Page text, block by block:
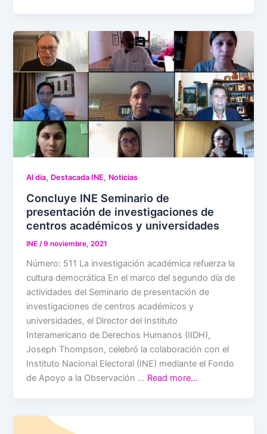
Al día, Destacada INE, Noticias
Concluye INE Seminario de
presentación de investigaciones de
centros académicos y universidades
INE/9 noviembre, 2021
Número: 511 La investigación académica refuerza la
cultura democrática En el marco del segundo día de
actividades del Seminario de presentación de
investigaciones de centros académicos y
universidades, el Director del Instituto
Interamericano de Derechos Humanos (IIDH),
Joseph Thompson, celebró la colaboración con el
Instituto Nacional Electoral (INE) mediante el Fondo
de Apoyo a la Observación … Read more…